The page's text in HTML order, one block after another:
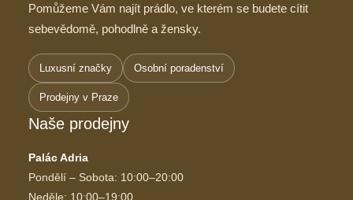
Pomůžeme Vám najít prádlo, ve kterém se budete cítit
sebevědomě, pohodlně a žensky.
Luxusní značky Osobní poradenství
Prodejny v Praze
Naše prodejny
Palác Adria
Pondělí – Sobota: 10:00–20:00
Neděle: 10:00–19:00